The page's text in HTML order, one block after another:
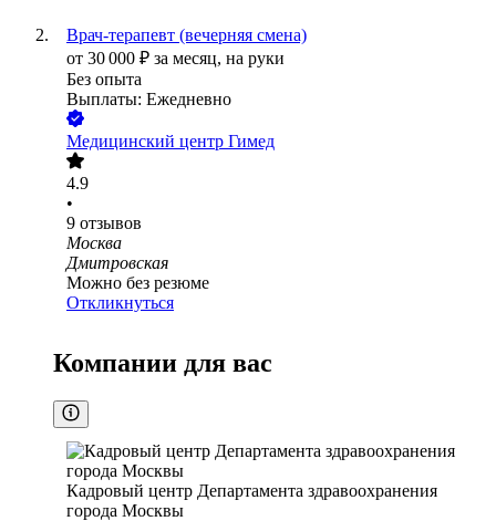
Врач-терапевт (вечерняя смена)
от 30 000 ₽ за месяц, на руки
Без опыта
Выплаты: Ежедневно
Медицинский центр Гимед
4.9
•
9 отзывов
Москва
Дмитровская
Можно без резюме
Откликнуться
Компании для вас
Кадровый центр Департамента здравоохранения
города Москвы